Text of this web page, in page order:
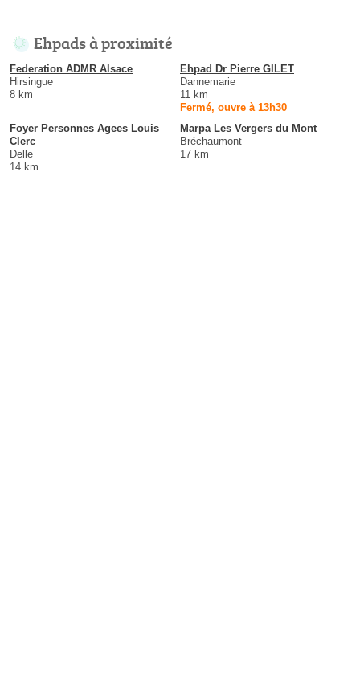
Ehpads à proximité
Federation ADMR Alsace
Hirsingue
8 km
Ehpad Dr Pierre GILET
Dannemarie
11 km
Fermé, ouvre à 13h30
Foyer Personnes Agees Louis
Clerc
Delle
14 km
Marpa Les Vergers du Mont
Bréchaumont
17 km